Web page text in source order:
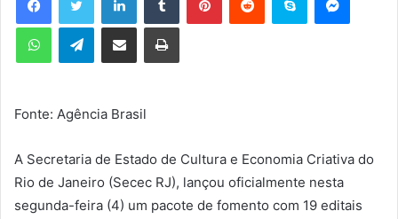
m
a
l
Telegram
Fonte: Agência Brasil
A Secretaria de Estado de Cultura e Economia Criativa do
Rio de Janeiro (Secec RJ), lançou oficialmente nesta
segunda-feira (4) um pacote de fomento com 19 editais